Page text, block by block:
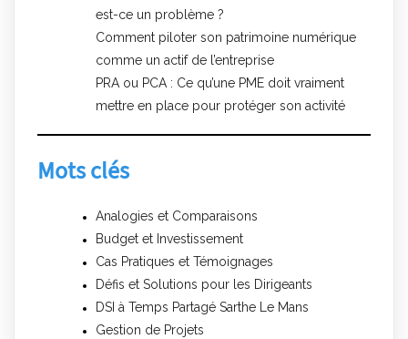
est-ce un problème ?
Comment piloter son patrimoine numérique
comme un actif de l’entreprise
PRA ou PCA : Ce qu’une PME doit vraiment
mettre en place pour protéger son activité
Mots clés
Analogies et Comparaisons
Budget et Investissement
Cas Pratiques et Témoignages
Défis et Solutions pour les Dirigeants
DSI à Temps Partagé Sarthe Le Mans
Gestion de Projets